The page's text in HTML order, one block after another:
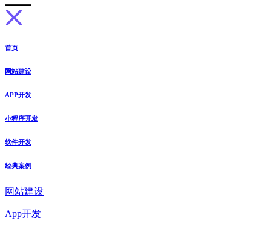
首页
网站建设
APP开发
小程序开发
软件开发
经典案例
网站建设
App开发